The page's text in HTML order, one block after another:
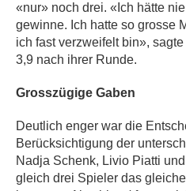
«nur» noch drei. «Ich hätte
gewinne. Ich hatte so grosse
ich fast verzweifelt bin»,
3,9 nach ihrer Runde.
Grosszügige Gaben
Deutlich enger war die
Berücksichtigung der
Nadja Schenk, Livio Piatti
gleich drei Spieler das